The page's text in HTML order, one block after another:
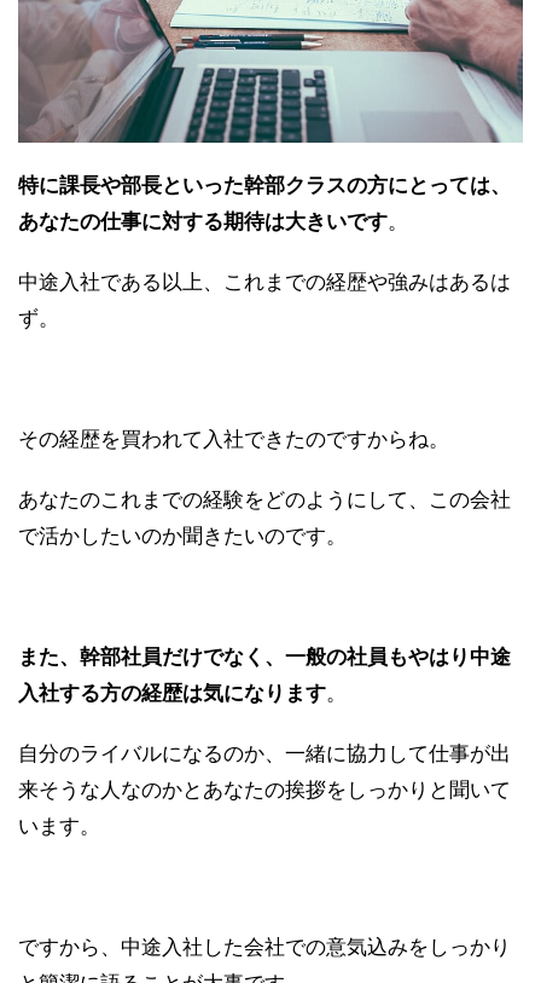
特に課長や部長といった幹部クラスの方にとっては、
あなたの仕事に対する期待は大きいです。
中途入社である以上、これまでの経歴や強みはあるは
ず。
その経歴を買われて入社できたのですからね。
あなたのこれまでの経験をどのようにして、この会社
で活かしたいのか聞きたいのです。
また、幹部社員だけでなく、一般の社員もやはり中途
入社する方の経歴は気になります。
自分のライバルになるのか、一緒に協力して仕事が出
来そうな人なのかとあなたの挨拶をしっかりと聞いて
います。
ですから、中途入社した会社での意気込みをしっかり